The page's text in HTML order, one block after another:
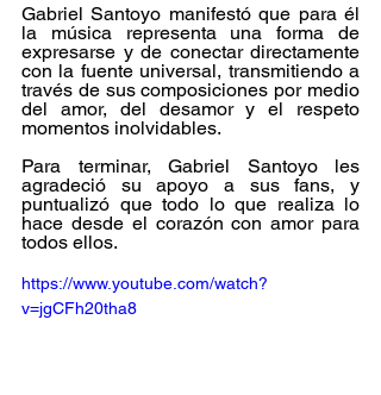
Gabriel Santoyo manifestó que para él
la música representa una forma de
expresarse y de conectar directamente
con la fuente universal, transmitiendo a
través de sus composiciones por medio
del amor, del desamor y el respeto
momentos inolvidables.
Para terminar, Gabriel Santoyo les
agradeció su apoyo a sus fans, y
puntualizó que todo lo que realiza lo
hace desde el corazón con amor para
todos ellos.
https://www.youtube.com/watch?
v=jgCFh20tha8